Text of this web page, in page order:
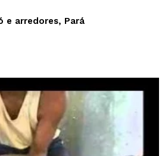
e arredores, Pará